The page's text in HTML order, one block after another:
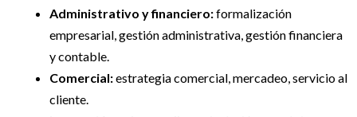
Administrativo y financiero:formalización
empresarial, gestión administrativa, gestión financiera
y contable.
Comercial:estrategia comercial, mercadeo, servicio al
cliente.